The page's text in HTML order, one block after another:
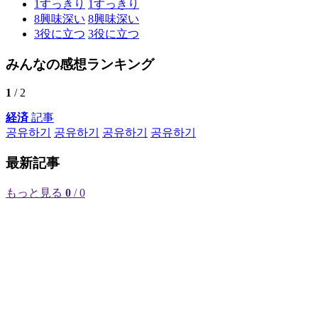
1 すっきり 1 すっきり
8興味深い 8興味深い
3役に立つ 3役に立つ
みんなの感想ランキング
1 / 2
経済記事
공유하기
공유하기 공유하기 공유하기
最新記事
もっと見る 0 / 0